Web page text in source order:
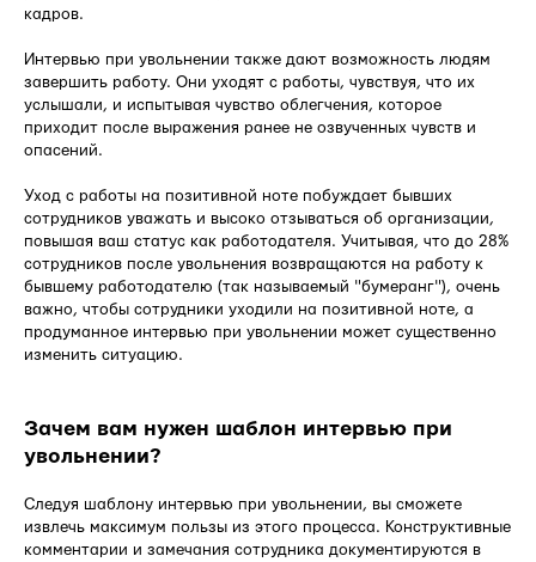
кадров.
Интервью при увольнении также дают возможность людям
завершить работу. Они уходят с работы, чувствуя, что их
услышали, и испытывая чувство облегчения, которое
приходит после выражения ранее не озвученных чувств и
опасений.
Уход с работы на позитивной ноте побуждает бывших
сотрудников уважать и высоко отзываться об организации,
повышая ваш статус как работодателя. Учитывая, что до 28%
сотрудников после увольнения возвращаются на работу к
бывшему работодателю (так называемый "бумеранг"), очень
важно, чтобы сотрудники уходили на позитивной ноте, а
продуманное интервью при увольнении может существенно
изменить ситуацию.
Зачем вам нужен шаблон интервью при
увольнении?
Следуя шаблону интервью при увольнении, вы сможете
извлечь максимум пользы из этого процесса. Конструктивные
комментарии и замечания сотрудника документируются в